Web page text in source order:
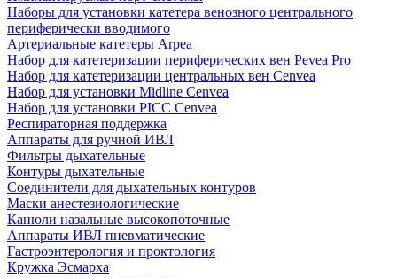
Наборы для установки катетера венозного центрального
периферически вводимого
Артериальные катетеры Arpea
Набор для катетеризации периферических вен Pevea Pro
Набор для катетеризации центральных вен Cenvea
Набор для установки Midline Cenvea
Набор для установки PICC Cenvea
Респираторная поддержка
Аппараты для ручной ИВЛ
Фильтры дыхательные
Контуры дыхательные
Соединители для дыхательных контуров
Маски анестезиологические
Канюли назальные высокопоточные
Аппараты ИВЛ пневматические
Гастроэнтерология и проктология
Кружка Эсмарха